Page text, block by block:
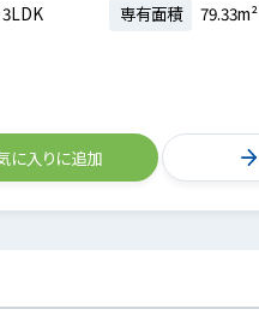
3LDK 専有面積 79.33m²
に入りに追加